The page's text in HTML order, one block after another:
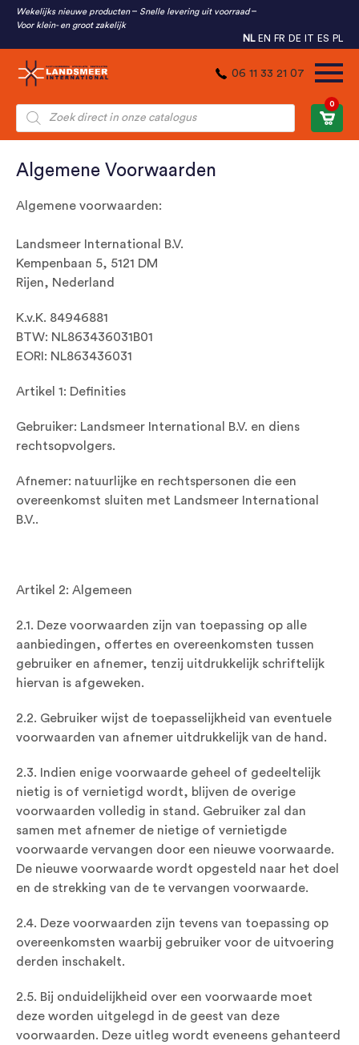
Wekelijks nieuwe producten
Snelle levering uit voorraad
Voor klein- en groot zakelijk
NL EN FR DE IT ES PL
06 11 33 21 07
Producten
zoeken
0
Algemene Voorwaarden
Algemene voorwaarden:
Landsmeer International B.V.
Kempenbaan 5, 5121 DM
Rijen, Nederland
K.v.K. 84946881
BTW: NL863436031B01
EORI: NL863436031
Artikel 1: Definities
Gebruiker: Landsmeer International B.V. en diens
rechtsopvolgers.
Afnemer: natuurlijke en rechtspersonen die een
overeenkomst sluiten met Landsmeer International
B.V..
Artikel 2: Algemeen
2.1. Deze voorwaarden zijn van toepassing op alle
aanbiedingen, offertes en overeenkomsten tussen
gebruiker en afnemer, tenzij uitdrukkelijk schriftelijk
hiervan is afgeweken.
2.2. Gebruiker wijst de toepasselijkheid van eventuele
voorwaarden van afnemer uitdrukkelijk van de hand.
2.3. Indien enige voorwaarde geheel of gedeeltelijk
nietig is of vernietigd wordt, blijven de overige
voorwaarden volledig in stand. Gebruiker zal dan
samen met afnemer de nietige of vernietigde
voorwaarde vervangen door een nieuwe voorwaarde.
De nieuwe voorwaarde wordt opgesteld naar het doel
en de strekking van de te vervangen voorwaarde.
2.4. Deze voorwaarden zijn tevens van toepassing op
overeenkomsten waarbij gebruiker voor de uitvoering
derden inschakelt.
2.5. Bij onduidelijkheid over een voorwaarde moet
deze worden uitgelegd in de geest van deze
voorwaarden. Deze uitleg wordt eveneens gehanteerd